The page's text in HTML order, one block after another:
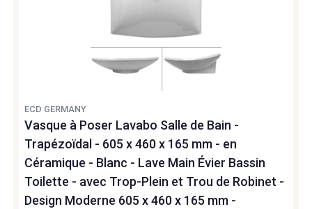
ECD GERMANY
Vasque à Poser Lavabo Salle de Bain -
Trapézoïdal - 605 x 460 x 165 mm - en
Céramique - Blanc - Lave Main Évier Bassin
Toilette - avec Trop-Plein et Trou de Robinet -
Design Moderne 605 x 460 x 165 mm -